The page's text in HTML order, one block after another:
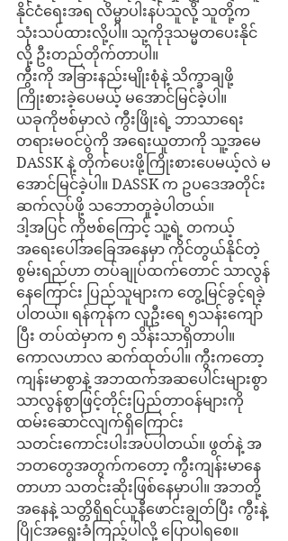
နိုင်ငံရေးအရ လိမ္မာပါးနပ်သူလို့ သူတို့က
သုံးသပ်ထားလို့ပါ။ သု့ကိုဒုသမ္မတပေးနိုင်
လို့ ဦးတည်တိုက်တာပါ။
ကွီးကို အခြားနည်းမျိုးစုံနဲ့ သိက္ခာချဖို့
ကြိုးစားခဲ့ပေမယ့် မအောင်မြင်ခဲ့ပါ။
ယခုကိုဗစ်မှာလဲ ကွီးဖြိုးရဲ့ ဘာသာရေး
တရားမဝင်ပွဲကို အရေးယူတာကို သူ့အမေ
DASSK နဲ့ တိုက်ပေးဖို့ကြိုးစားပေမယ့်လဲ မ
အောင်မြင်ခဲ့ပါ။ DASSK က ဥပဒေအတိုင်း
ဆက်လုပ်ဖို့ သဘောတူခဲ့ပါတယ်။
ဒါ့အပြင် ကိုဗစ်ကြောင့် သူ့ရဲ့ တကယ့်
အရေးပေါ်အခြေအနေမှာ ကိုင်တွယ်နိုင်တဲ့
စွမ်းရည်ဟာ တပ်ချုပ်ထက်တောင် သာလွန်
နေကြောင်း ပြည်သူများက တွေ့မြင်ခွင့်ရခဲ့
ပါတယ်။ ရန်ကုန်က လူဦးရေ ၅သန်းကျော်
ပြီး တပ်ထဲမှာက ၅ သိန်းသာရှိတာပါ။
ကောလဟာလ ဆက်ထုတ်ပါ။ ကွီးကတော့
ကျန်းမာစွာနဲ့ အဘထက်အဆပေါင်းများစွာ
သာလွန်စွာဖြင့်တိုင်းပြည်တာဝန်များကို
ထမ်းဆောင်လျက်ရှိကြောင်း
သတင်းကောင်းပါးအပ်ပါတယ်။ ဖွတ်နဲ့ အ
ဘတတွေအတွက်ကတော့ ကွီးကျန်းမာနေ
တာဟာ သတင်းဆိုးဖြစ်နေမှာပါ။ အဘတို့
အနေနဲ့ သတ္တိရှိရင်ယူနီဖောင်းချွတ်ပြီး ကွီးနဲ့
ပြိုင်အရွေးခံကြည့်ပါလို့ ပြောပါရစေ။